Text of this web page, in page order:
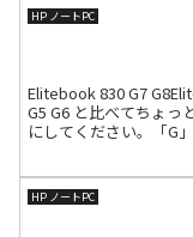
HP ノートPC
Elitebook 830 G7
G5 G6 と比べてちょっ
にしてください。「G
HP ノートPC